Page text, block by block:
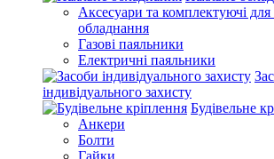
Аксесуари та комплектуючі для
обладнання
Газові паяльники
Електричні паяльники
індивідуального захисту
Будівельне
Анкери
Болти
Гайки